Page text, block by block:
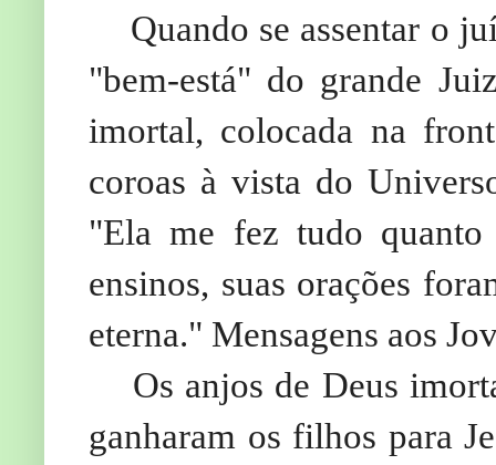
Quando se assentar o
"bem-está" do grande
imortal, colocada na
coroas à vista do
"Ela me fez tudo quanto
ensinos, suas orações
eterna." Mensagens aos
Os anjos de Deus
ganharam os filhos para